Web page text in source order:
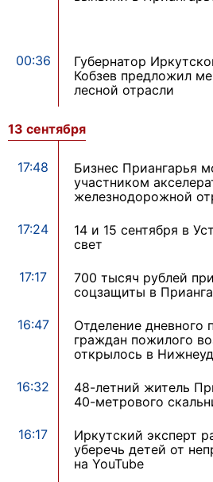
00:36
Губернатор
Кобзев предложил
лесной отрасли
13 сентября
17:48
Бизнес Приангарья
участником
железнодорожной
17:24
14 и 15 сентября в
свет
17:17
700 тысяч рублей
соцзащиты в
16:47
Отделение дневного
граждан пожилого
открылось в
16:32
48-летний житель
40-метрового
16:17
Иркутский эксперт
уберечь детей от
на YouTube